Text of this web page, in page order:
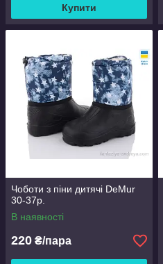
Купити
Чоботи з піни дитячі DeMur
30-37р.
В наявності
220 ₴/пара